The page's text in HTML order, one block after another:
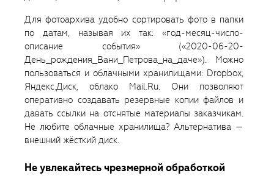
Для фотоархива удобно сортировать фото в папки
по датам, называя их так: «год-месяц-число-
описание события» («2020-06-20-
День_рождения_Вани_Петрова_на_даче»). Можно
пользоваться и облачными хранилищами: Dropbox,
Яндекс.Диск, облако Mail.Ru. Они позволяют
оперативно создавать резервные копии файлов и
давать ссылки на отснятые материалы заказчикам.
Не любите облачные хранилища? Альтернатива —
внешний жёсткий диск.
Не увлекайтесь чрезмерной обработкой